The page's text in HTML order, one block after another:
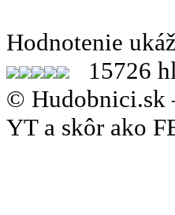
Hodnotenie
15726
© Hudobnici.sk
YT a skôr ako